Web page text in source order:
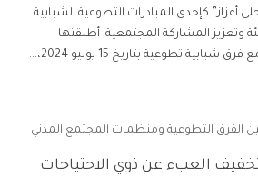
أعزاز” كإحدى المبادرات التطوعية الشبابية
وتعزيز المشاركة المجتمعية. أطلقتها
تطوعية بتاريخ 15 يوليو 2024،...
الفرق التطوعية ومنظمات المجتمع المدني
العبء عن ذوي الاحتياجات